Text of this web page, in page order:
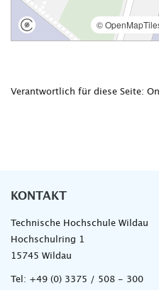
Verantwortlich für diese Seite:
KONTAKT
Technische Hochschule Wildau
Hochschulring 1
15745 Wildau
Tel: +49 (0) 3375 / 508 - 300